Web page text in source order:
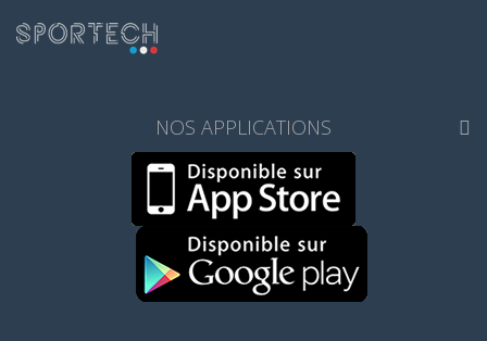
NOS APPLICATIONS